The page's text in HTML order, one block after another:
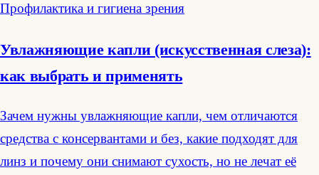
Профилактика и гигиена зрения
Увлажняющие капли (искусственная слеза):
как выбрать и применять
Зачем нужны увлажняющие капли, чем отличаются
средства с консервантами и без, какие подходят для
линз и почему они снимают сухость, но не лечат её